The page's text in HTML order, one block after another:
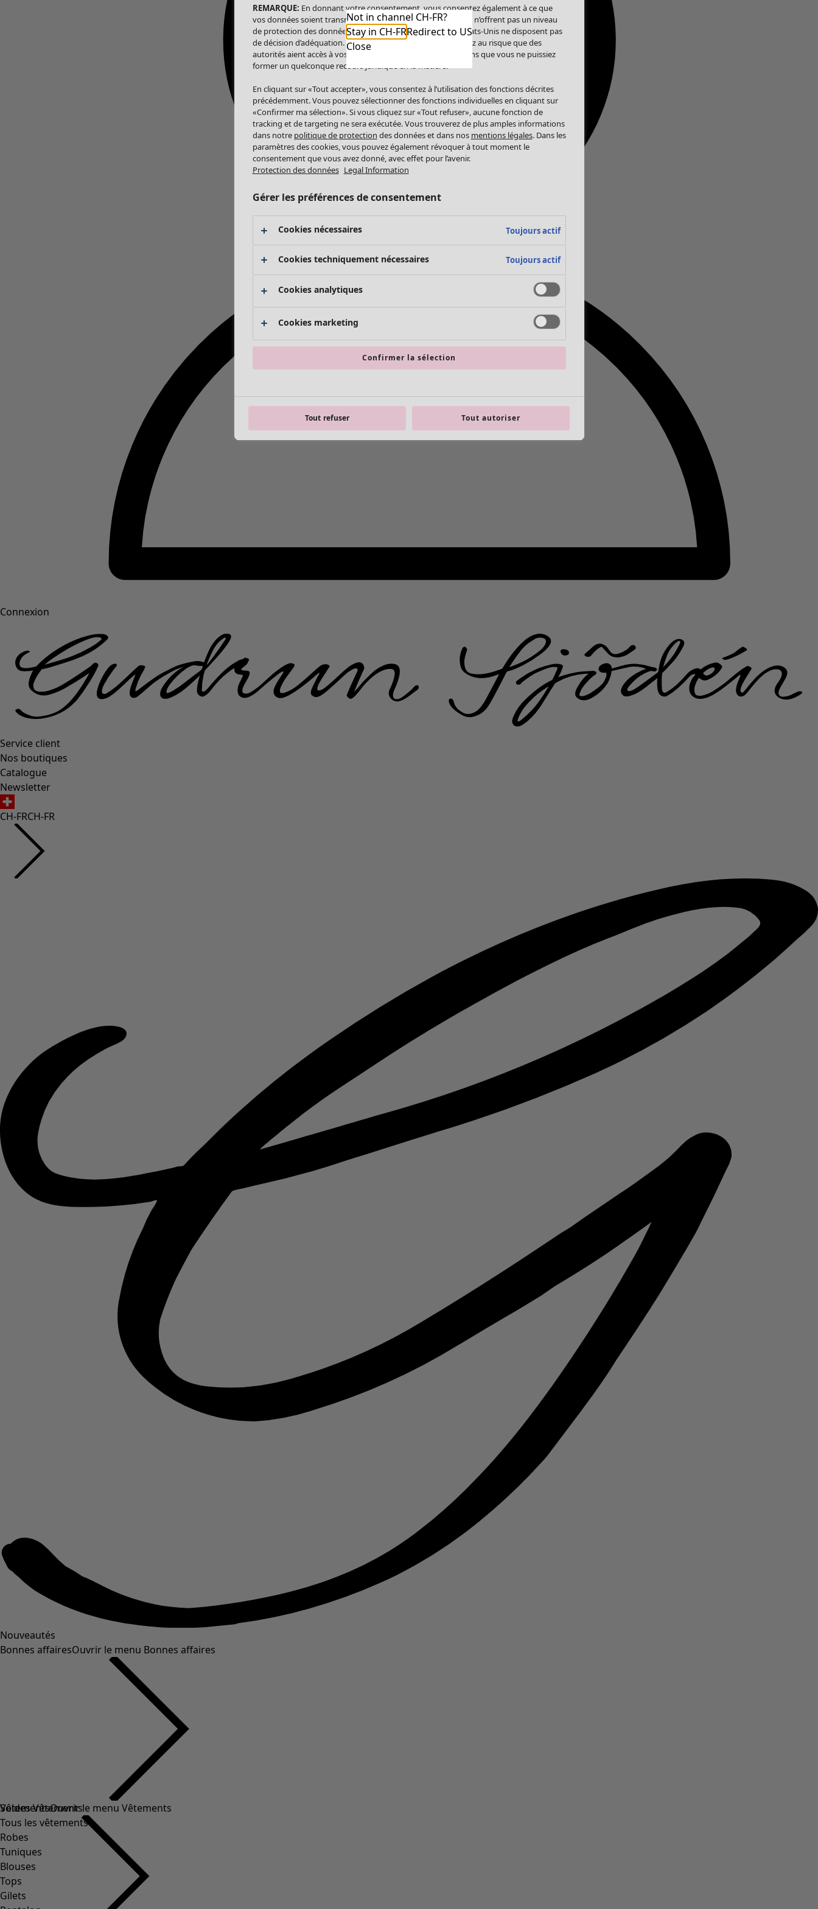
Connexion
Service client
Nos boutiques
Catalogue
Newsletter
CH-FRCH-FR
Nouveautés
Bonnes affairesOuvrir le menu Bonnes affaires
Soldes Vêtements
Tous les vêtements
Robes
Tuniques
Blouses
Tops
Gilets
VêtementsOuvrir le menu Vêtements
Not in channel CH-FR?
Stay in CH-FRRedirect to US
Close
REMARQUE: En donnant votre consentement, vous consentez également à ce que
vos données soient transmises aux États-Unis. Les États-Unis n’offrent pas un niveau
de protection des données comparable à celui de l’UE. Les États-Unis ne disposent pas
de décision d’adéquation. Par conséquent, vous vous exposez au risque que des
autorités aient accès à vos données à caractère personnel sans que vous ne puissiez
former un quelconque recours juridique en la matière.
En cliquant sur «Tout accepter», vous consentez à l’utilisation des fonctions décrites
précédemment. Vous pouvez sélectionner des fonctions individuelles en cliquant sur
«Confirmer ma sélection». Si vous cliquez sur «Tout refuser», aucune fonction de
tracking et de targeting ne sera exécutée. Vous trouverez de plus amples informations
dans notre politique de protection des données et dans nos mentions légales. Dans les
paramètres des cookies, vous pouvez également révoquer à tout moment le
consentement que vous avez donné, avec effet pour l’avenir.
Protection des données Legal Information
Gérer les préférences de consentement
Cookies nécessaires Toujours actif
Cookies techniquement nécessaires Toujours actif
Cookies analytiques
Cookies marketing
Confirmer la sélection
Tout refuser Tout autoriser